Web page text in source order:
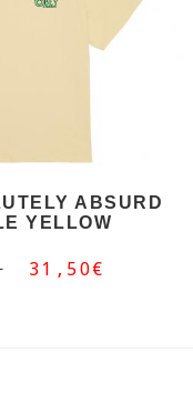
ABSURD
YELLOW
31,50€